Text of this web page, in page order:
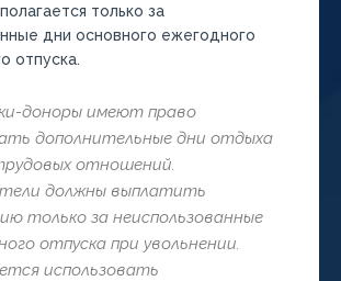
только за
дни основного ежегодного
отпуска.
доноры имеют право
дополнительные дни отдыха
отношений.
должны выплатить
только за неиспользованные
отпуска при увольнении.
использовать